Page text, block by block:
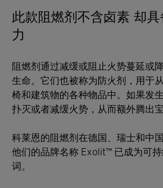
此款阻燃剂不含卤素 却
力
阻燃剂通过减缓或阻止火势蔓延或
生命。它们也被称为防火剂，用于
椅和建筑物的各种物品中。如果发
扑灭或者减缓火势，从而额外腾出
科莱恩的阻燃剂在德国、瑞士和中
他们的品牌名称 Exolit™ 已成为可
词。